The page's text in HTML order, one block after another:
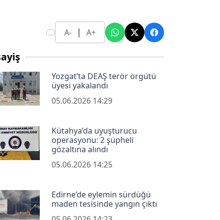
A- | A+
Yozgat’ta DEAŞ terör örgütü
üyesi yakalandı
05.06.2026 14:29
Kütahya’da uyuşturucu
operasyonu: 2 şüpheli
gözaltına alındı
05.06.2026 14:25
Edirne’de eylemin sürdüğü
maden tesisinde yangın çıktı